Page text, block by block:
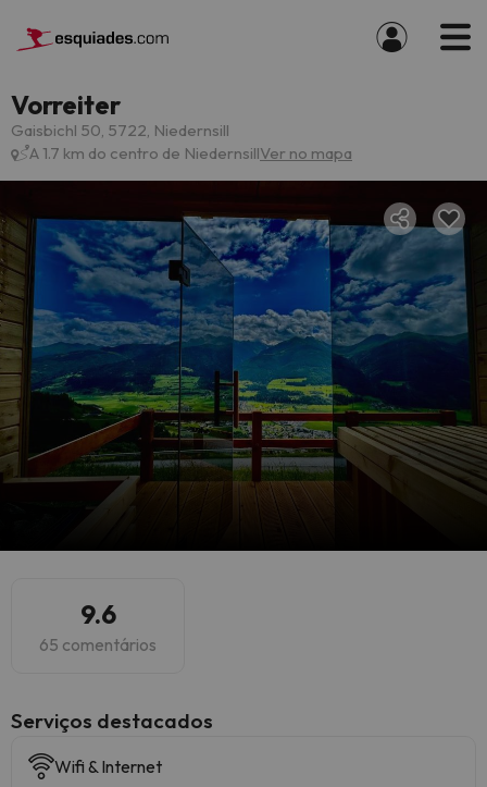
Vorreiter
Gaisbichl 50, 5722, Niedernsill
A 1.7 km do centro de NiedernsillVer no mapa
9.6
65 comentários
Serviços destacados
Wifi & Internet